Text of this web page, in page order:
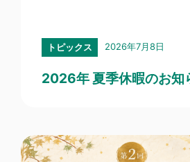
トピックス 2026年7月8日
2026年 夏季休暇のお知